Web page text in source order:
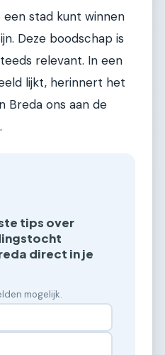
een stad kunt winnen
Deze boodschap is
relevant. In een
lijkt, herinnert het
Breda ons aan de
tips over
direct in je
mogelijk.